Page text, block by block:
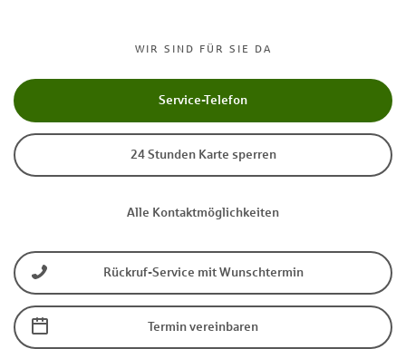
WIR SIND FÜR SIE DA
Service-Telefon
24 Stunden Karte sperren
Alle Kontaktmöglichkeiten
Rückruf-Service mit Wunschtermin
Termin vereinbaren